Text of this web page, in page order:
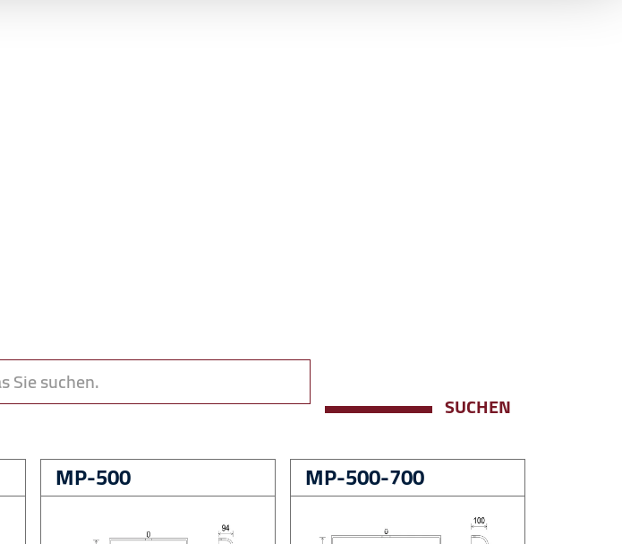
SUCHEN
MP-500 MP-500-700